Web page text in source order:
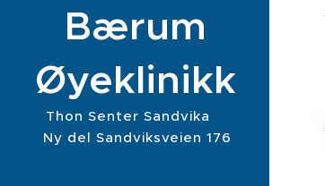
Bærum
Øyeklinikk
Thon Senter Sandvika
Ny del Sandviksveien 176